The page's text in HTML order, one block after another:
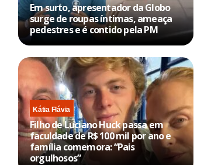
Em surto, apresentador da Globo
surge de roupas íntimas, ameaça
pedestres e é contido pela PM
Kátia Flávia
Filho de Luciano Huck passa em
faculdade de R$ 100 mil por ano e
família comemora: “Pais
orgulhosos”